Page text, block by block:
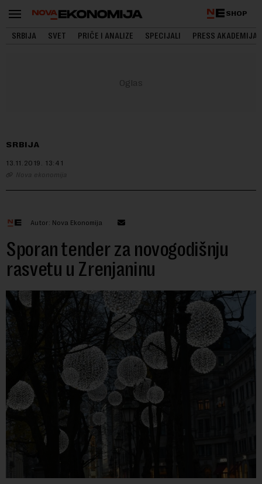
SHOP
SRBIJA SVET PRIČE I ANALIZE SPECIJALI PRESS AKADEMIJA
SRBIJA
13.11.2019. 13:41
Nova ekonomija
Autor: Nova Ekonomija
Sporan tender za novogodišnju
rasvetu u Zrenjaninu